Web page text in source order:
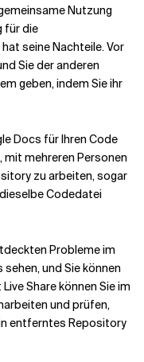
Nutzung
für die
seine Nachteile. Vor
Sie der anderen
geben, indem Sie ihr
Docs für Ihren Code
mit mehreren Personen
zu arbeiten, sogar
Codedatei
Probleme im
und Sie können
Share können Sie im
und prüfen,
entferntes Repository